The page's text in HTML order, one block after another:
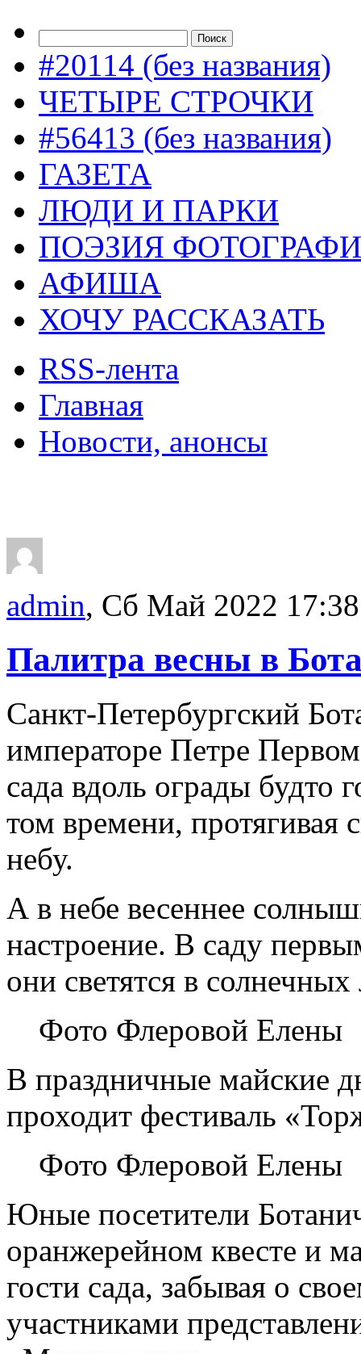
#20114 (без названия)
ЧЕТЫРЕ СТРОЧКИ
#56413 (без названия)
ГАЗЕТА
ЛЮДИ И ПАРКИ
ПОЭЗИЯ
АФИША
ХОЧУ РАССКАЗАТЬ
RSS-лента
Главная
Новости, анонсы
admin, Сб Май 2022 17:38
Палитра весны в
Санкт-Петербургский
императоре Петре
сада вдоль ограды будто
том времени, протягивая
небу.
А в небе весеннее
настроение. В саду
они светятся в
Фото Флеровой Елены
В праздничные майские
проходит фестиваль
Фото Флеровой Елены
Юные посетители
оранжерейном квесте и
гости сада, забывая о
участниками